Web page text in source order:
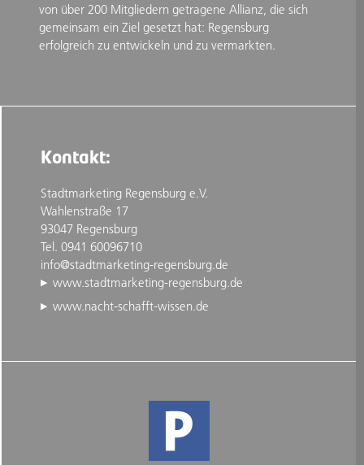
von über 200 Mitgliedern getragene Allianz, die sich
gemeinsam ein Ziel gesetzt hat: Regensburg
erfolgreich zu entwickeln und zu vermarkten.
Kontakt:
Stadtmarketing Regensburg e.V.
Wahlenstraße 17
93047 Regensburg
Tel. 0941 60096710
info@stadtmarketing-regensburg.de
www.stadtmarketing-regensburg.de
www.nacht-schafft-wissen.de